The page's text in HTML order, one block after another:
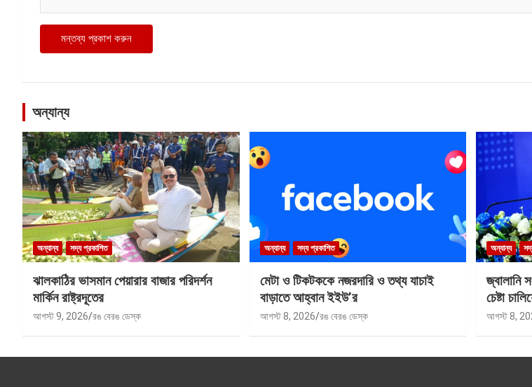
অন্যান্য
অন্যান্য সদ্য প্রকাশিত
ঝালকাঠির ভাসমান পেয়ারার বাজার পরিদর্শন
মার্কিন রাষ্ট্রদূতের
আগস্ট 9, 2026 রঙ বেরঙ ডেস্ক
অন্যান্য সদ্য প্রকাশিত
মেটা ও টিকটককে নজরদারি ও তথ্য যাচাই
বাড়াতে আহ্বান ইইউ’র
আগস্ট 8, 2026 রঙ বেরঙ ডেস্ক
অন্যান্য
জ্বালানি
চেষ্টা
আগস্ট 8,